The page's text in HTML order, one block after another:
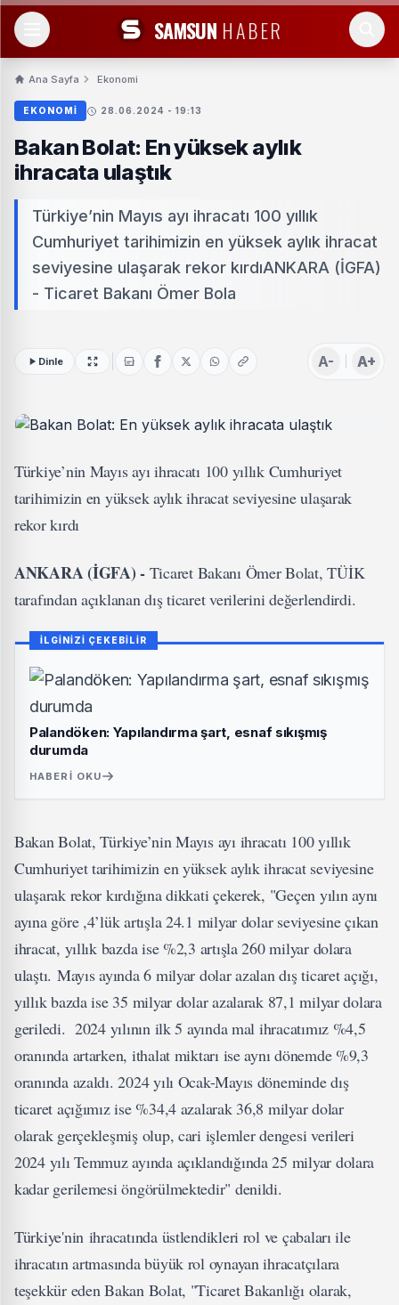
SAMSUN HABER
Ana Sayfa Ekonomi
EKONOMI 28.06.2024 - 19:13
Bakan Bolat: En yüksek aylık
ihracata ulaştık
Türkiye’nin Mayıs ayı ihracatı 100 yıllık
Cumhuriyet tarihimizin en yüksek aylık ihracat
seviyesine ulaşarak rekor kırdıANKARA (İGFA)
- Ticaret Bakanı Ömer Bola
Dinle A- A+
Türkiye’nin Mayıs ayı ihracatı 100 yıllık Cumhuriyet
tarihimizin en yüksek aylık ihracat seviyesine ulaşarak
rekor kırdı
ANKARA (İGFA) - Ticaret Bakanı Ömer Bolat, TÜİK
tarafından açıklanan dış ticaret verilerini değerlendirdi.
İLGİNİZİ ÇEKEBİLİR
Palandöken: Yapılandırma şart, esnaf sıkışmış
durumda
HABERI OKU
Bakan Bolat, Türkiye’nin Mayıs ayı ihracatı 100 yıllık
Cumhuriyet tarihimizin en yüksek aylık ihracat seviyesine
ulaşarak rekor kırdığına dikkati çekerek, "Geçen yılın aynı
ayına göre ,4’lük artışla 24.1 milyar dolar seviyesine çıkan
ihracat, yıllık bazda ise %2,3 artışla 260 milyar dolara
ulaştı. Mayıs ayında 6 milyar dolar azalan dış ticaret açığı,
yıllık bazda ise 35 milyar dolar azalarak 87,1 milyar dolara
geriledi. 2024 yılının ilk 5 ayında mal ihracatımız %4,5
oranında artarken, ithalat miktarı ise aynı dönemde %9,3
oranında azaldı. 2024 yılı Ocak-Mayıs döneminde dış
ticaret açığımız ise %34,4 azalarak 36,8 milyar dolar
olarak gerçekleşmiş olup, cari işlemler dengesi verileri
2024 yılı Temmuz ayında açıklandığında 25 milyar dolara
kadar gerilemesi öngörülmektedir" denildi.
Türkiye'nin ihracatında üstlendikleri rol ve çabaları ile
ihracatın artmasında büyük rol oynayan ihracatçılara
teşekkür eden Bakan Bolat, "Ticaret Bakanlığı olarak,